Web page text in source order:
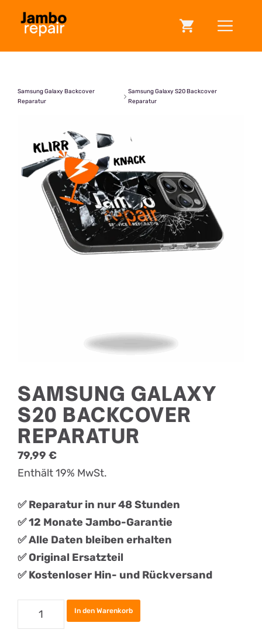
Inhalt
Samsung Galaxy Backcover
Reparatur
Samsung Galaxy S20 Backcover
Reparatur
SAMSUNG GALAXY
S20 BACKCOVER
REPARATUR
79,99 €
Enthält 19% MwSt.
✅ Reparatur in nur 48 Stunden
✅ 12 Monate Jambo-Garantie
✅ Alle Daten bleiben erhalten
✅Original Ersatzteil
✅ Kostenloser Hin- und Rückversand
Samsung
Galaxy
In den Warenkorb